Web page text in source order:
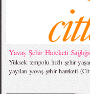
Yavaş Şehir Hareketi
Yüksek tempolu hızlı şehir
yayılan yavaş şehir hareketi